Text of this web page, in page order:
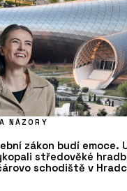
NÁZORY
zákon budí emoce.
středověké
schodiště v